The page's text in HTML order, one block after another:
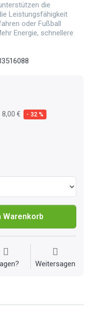
die
Leistungsfähigkeit
oder Fußball
Energie, schnellere
8,00 € - 32 %
Warenkorb
Weitersagen